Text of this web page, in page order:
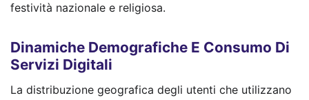
festività nazionale e religiosa.
Dinamiche Demografiche E Consumo Di
Servizi Digitali
La distribuzione geografica degli utenti che utilizzano